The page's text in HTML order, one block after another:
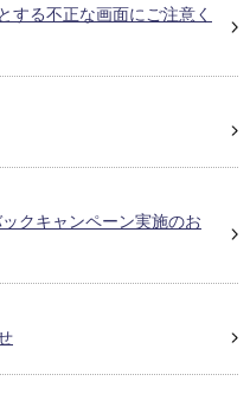
する不正な画面にご注意く
クキャンペーン実施のお